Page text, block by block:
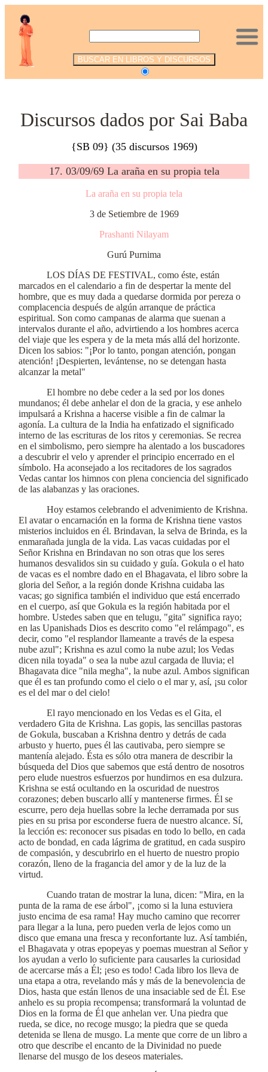
Discursos dados por Sai Baba
{SB 09} (35 discursos 1969)
17. 03/09/69 La araña en su propia tela
La araña en su propia tela
3 de Setiembre de 1969
Prashanti Nilayam
Gurú Purnima
LOS DÍAS DE FESTIVAL, como éste, están
marcados en el calendario a fin de despertar la mente del
hombre, que es muy dada a quedarse dormida por pereza o
complacencia después de algún arranque de práctica
espiritual. Son como campanas de alarma que suenan a
intervalos durante el año, advirtiendo a los hombres acerca
del viaje que les espera y de la meta más allá del horizonte.
Dicen los sabios: "¡Por lo tanto, pongan atención, pongan
atención! ¡Despierten, levántense, no se detengan hasta
alcanzar la metal"
El hombre no debe ceder a la sed por los dones
mundanos; él debe anhelar el don de la gracia, y ese anhelo
impulsará a Krishna a hacerse visible a fin de calmar la
agonía. La cultura de la India ha enfatizado el significado
interno de las escrituras de los ritos y ceremonias. Se recrea
en el simbolismo, pero siempre ha alentado a los buscadores
a descubrir el velo y aprender el principio encerrado en el
símbolo. Ha aconsejado a los recitadores de los sagrados
Vedas cantar los himnos con plena conciencia del significado
de las alabanzas y las oraciones.
Hoy estamos celebrando el advenimiento de Krishna.
El avatar o encarnación en la forma de Krishna tiene vastos
misterios incluidos en él. Brindavan, la selva de Brinda, es la
enmarañada jungla de la vida. Las vacas cuidadas por el
Señor Krishna en Brindavan no son otras que los seres
humanos desvalidos sin su cuidado y guía. Gokula o el hato
de vacas es el nombre dado en el Bhagavata, el libro sobre la
gloria del Señor, a la región donde Krishna cuidaba las
vacas; go significa también el individuo que está encerrado
en el cuerpo, así que Gokula es la región habitada por el
hombre. Ustedes saben que en telugu, "gita" significa rayo;
en las Upanishads Dios es descrito como "el relámpago", es
decir, como "el resplandor llameante a través de la espesa
nube azul"; Krishna es azul como la nube azul; los Vedas
dicen nila toyada" o sea la nube azul cargada de lluvia; el
Bhagavata dice "nila megha", la nube azul. Ambos significan
que él es tan profundo como el cielo o el mar y, así, ¡su color
es el del mar o del cielo!
El rayo mencionado en los Vedas es el Gita, el
verdadero Gita de Krishna. Las gopis, las sencillas pastoras
de Gokula, buscaban a Krishna dentro y detrás de cada
arbusto y huerto, pues él las cautivaba, pero siempre se
mantenía alejado. Ésta es sólo otra manera de describir la
búsqueda del Dios que sabemos que está dentro de nosotros
pero elude nuestros esfuerzos por hundirnos en esa dulzura.
Krishna se está ocultando en la oscuridad de nuestros
corazones; deben buscarlo allí y mantenerse firmes. Él se
escurre, pero deja huellas sobre la leche derramada por sus
pies en su prisa por esconderse fuera de nuestro alcance. Sí,
la lección es: reconocer sus pisadas en todo lo bello, en cada
acto de bondad, en cada lágrima de gratitud, en cada suspiro
de compasión, y descubrirlo en el huerto de nuestro propio
corazón, lleno de la fragancia del amor y de la luz de la
virtud.
Cuando tratan de mostrar la luna, dicen: "Mira, en la
punta de la rama de ese árbol", ¡como si la luna estuviera
justo encima de esa rama! Hay mucho camino que recorrer
para llegar a la luna, pero pueden verla de lejos como un
disco que emana una fresca y reconfortante luz. Así también,
el Bhagavata y otras epopeyas y poemas muestran al Señor y
los ayudan a verlo lo suficiente para causarles la curiosidad
de acercarse más a Él; ¡eso es todo! Cada libro los lleva de
una etapa a otra, revelando más y más de la benevolencia de
Dios, hasta que están llenos de una insaciable sed de Él. Ese
anhelo es su propia recompensa; transformará la voluntad de
Dios en la forma de Él que anhelan ver. Una piedra que
rueda, se dice, no recoge musgo; la piedra que se queda
detenida se llena de musgo. La mente que corre de un libro a
otro que describe el encanto de la Divinidad no puede
llenarse del musgo de los deseos materiales.